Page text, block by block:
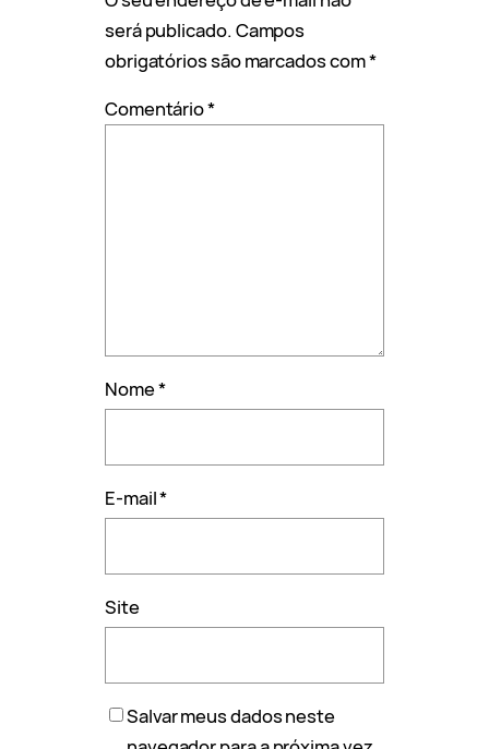
será publicado. Campos
obrigatórios são marcados com*
Comentário*
Nome*
E-mail*
Site
Salvar meus dados neste